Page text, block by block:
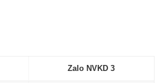
Zalo NVKD 3